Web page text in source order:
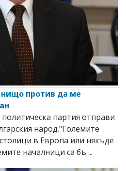
против да ме
партия отправи
народ."Големите
в Европа или някъде
началници са бъ ...